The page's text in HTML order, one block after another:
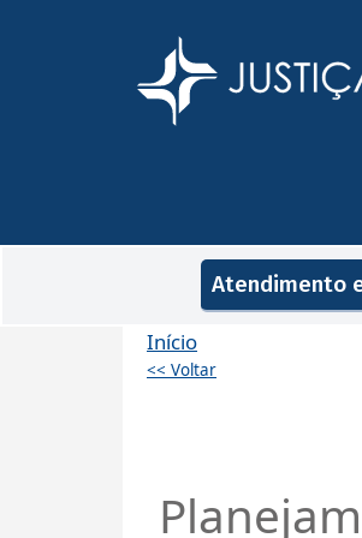
Atendimento
Início
<< Voltar